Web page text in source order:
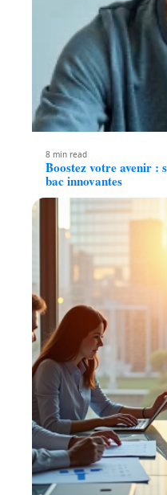
8 min read
Boostez votre avenir :
bac innovantes